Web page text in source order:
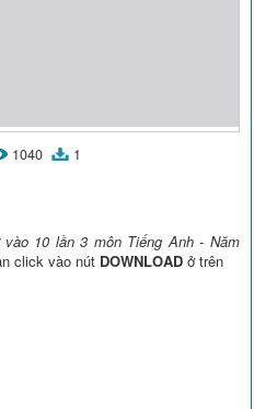
1040 1
10 lần 3 môn Tiếng Anh - Năm
click vào nút DOWNLOAD ở trên